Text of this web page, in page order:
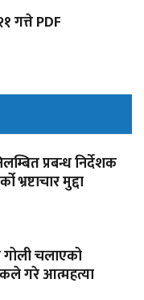
गत्ते PDF
प्रबन्ध निर्देशक
मुद्दा
चलाएको
गरे आत्महत्या